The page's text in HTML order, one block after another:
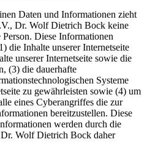
Daten und Informationen zieht
Dr. Wolf Dietrich Bock keine
Diese Informationen
die Inhalte unserer Internetseite
unserer Internetseite sowie die
(3) die dauerhafte
Systeme
zu gewährleisten sowie (4) um
eines Cyberangriffes die zur
bereitzustellen. Diese
werden durch die
Wolf Dietrich Bock daher